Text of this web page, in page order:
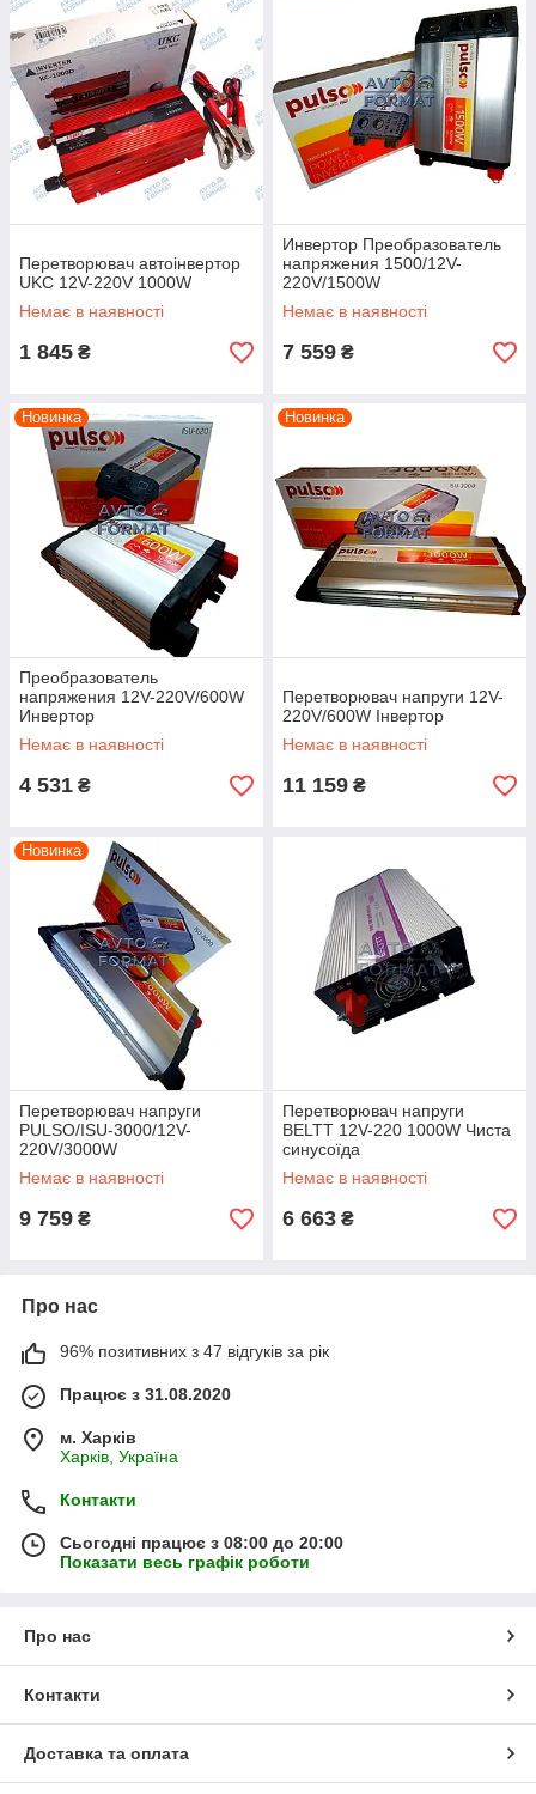
Перетворювач автоінвертор
UKC 12V-220V 1000W
Немає в наявності
1 845 ₴
Инвертор Преобразователь
напряжения 1500/12V-
220V/1500W
Немає в наявності
7 559 ₴
Новинка
Преобразователь
напряжения 12V-220V/600W
Инвертор
Немає в наявності
4 531 ₴
Новинка
Перетворювач напруги 12V-
220V/600W Інвертор
Немає в наявності
11 159 ₴
Новинка
Перетворювач напруги
PULSO/ISU-3000/12V-
220V/3000W
Немає в наявності
9 759 ₴
Перетворювач напруги
BELTT 12V-220 1000W Чиста
синусоїда
Немає в наявності
6 663 ₴
Про нас
96% позитивних з 47 відгуків за рік
Працює з 31.08.2020
м. Харків
Харків, Україна
Контакти
Сьогодні працює з 08:00 до 20:00
Показати весь графік роботи
Про нас
Контакти
Доставка та оплата